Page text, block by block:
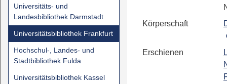
Universitäts- und
Landesbibliothek Darmstadt
Universitätsbibliothek Frankfurt
Hochschul-, Landes- und
Stadtbibliothek Fulda
Universitätsbibliothek Kassel
Körperschaft
Erschienen